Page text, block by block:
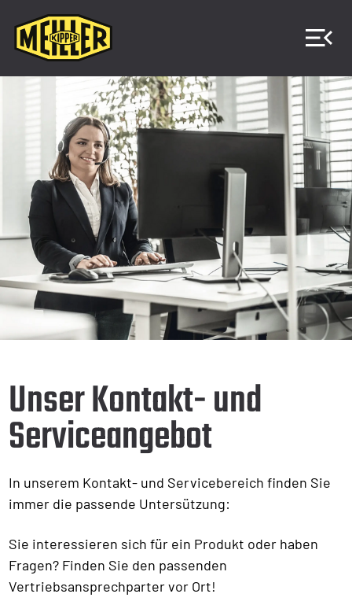
Unser Kontakt- und
Serviceangebot
In unserem Kontakt- und Servicebereich finden Sie
immer die passende Untersützung:
Sie interessieren sich für ein Produkt oder haben
Fragen? Finden Sie den passenden
Vertriebsansprechparter vor Ort!